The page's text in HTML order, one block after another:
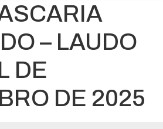
– LAUDO
DE
DE 2025